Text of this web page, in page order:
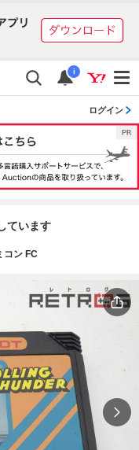
i
ログイン
ています
コン FC